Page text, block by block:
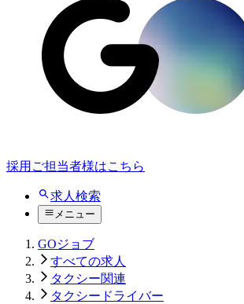
採用ご担当者様はこちら
求人検索
メニュー
GOジョブ
すべての求人
タクシー関連
タクシードライバー